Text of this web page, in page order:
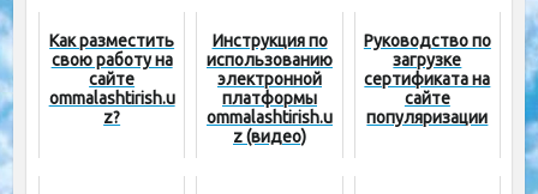
Как разместить
свою работу на
сайте
ommalashtirish.u
z?
Инструкция по
использованию
электронной
платформы
ommalashtirish.u
z (видео)
Руководство по
загрузке
сертификата на
сайте
популяризации